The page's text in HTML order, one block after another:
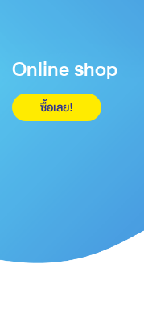
Online shop
ซื้อเลย!